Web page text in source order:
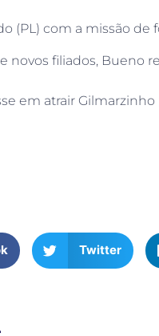
(PL) com a missão
novos filiados, Bueno
em atrair
Twitter